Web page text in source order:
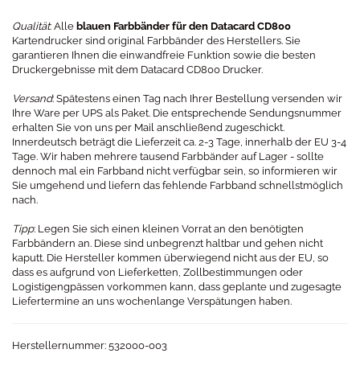
Qualität: Alle blauen Farbbänder für den Datacard CD800
Kartendrucker sind original Farbbänder des Herstellers. Sie
garantieren Ihnen die einwandfreie Funktion sowie die besten
Druckergebnisse mit dem Datacard CD800 Drucker.
Versand: Spätestens einen Tag nach Ihrer Bestellung versenden wir
Ihre Ware per UPS als Paket. Die entsprechende Sendungsnummer
erhalten Sie von uns per Mail anschließend zugeschickt.
Innerdeutsch beträgt die Lieferzeit ca. 2-3 Tage, innerhalb der EU 3-4
Tage. Wir haben mehrere tausend Farbbänder auf Lager - sollte
dennoch mal ein Farbband nicht verfügbar sein, so informieren wir
Sie umgehend und liefern das fehlende Farbband schnellstmöglich
nach.
Tipp: Legen Sie sich einen kleinen Vorrat an den benötigten
Farbbändern an. Diese sind unbegrenzt haltbar und gehen nicht
kaputt. Die Hersteller kommen überwiegend nicht aus der EU, so
dass es aufgrund von Lieferketten, Zollbestimmungen oder
Logistigengpässen vorkommen kann, dass geplante und zugesagte
Liefertermine an uns wochenlange Verspätungen haben.
Herstellernummer: 532000-003​